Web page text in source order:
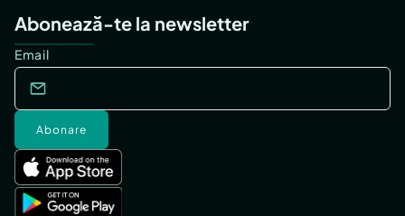
Abonează-te la newsletter
Email
Abonare